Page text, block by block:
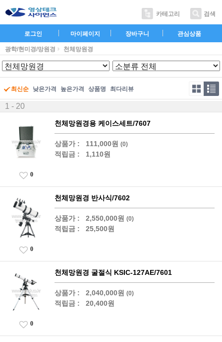
카테고리 검색
로그인 마이페이지 장바구니 관심상품
광학/현미경/망원경 천체망원경
최신순 낮은가격 높은가격 상품명 최다리뷰
1 - 20
천체망원경용 케이스세트/7607
상품가 : 111,000원 (0)
적립금 : 1,110원
0
천체망원경 반사식/7602
상품가 : 2,550,000원 (0)
적립금 : 25,500원
0
천체망원경 굴절식 KSIC-127AE/7601
상품가 : 2,040,000원 (0)
적립금 : 20,400원
0